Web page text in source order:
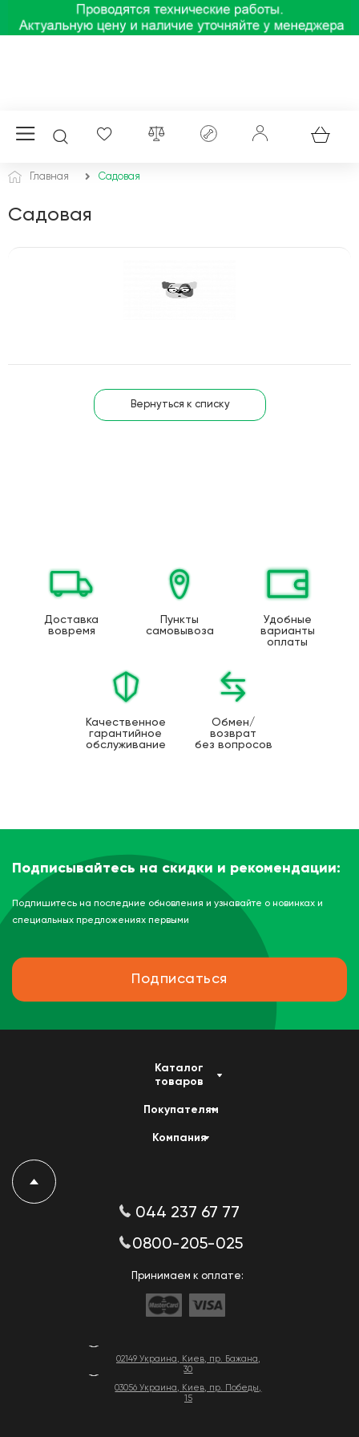
Главная Садовая
Садовая
Вернуться к списку
Доставка
вовремя
Пункты
самовывоза
Удобные
варианты
оплаты
Качественное
гарантийное
обслуживание
Обмен/
возврат
без вопросов
Подписывайтесь на скидки и рекомендации:
Подпишитесь на последние обновления и узнавайте о новинках и
специальных предложениях первыми
Подписаться
02149 Украина, Киев, пр. Бажана,
30
03056 Украина, Киев, пр. Победы,
15
Каталог
товаров
Покупателям
Компания
044 237 67 77
0800-205-025
Принимаем к оплате: